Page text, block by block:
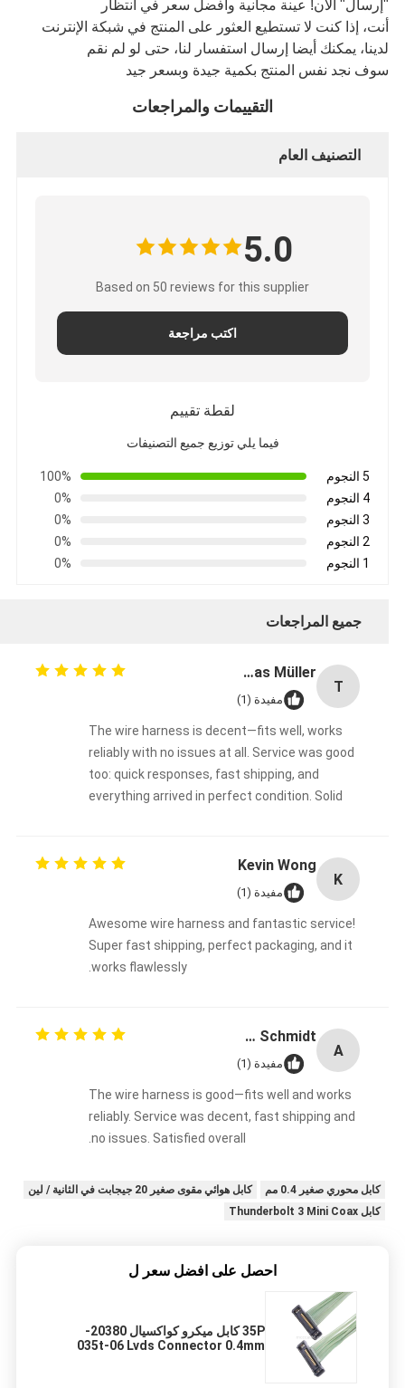
"إرسال" الآن! عينة مجانية وأفضل سعر في انتظار
أنت، إذا كنت لا تستطيع العثور على المنتج في شبكة الإنترنت
لدينا، يمكنك أيضا إرسال استفسار لنا، حتى لو لم نقم
سوف نجد نفس المنتج بكمية جيدة وبسعر جيد
التقييمات والمراجعات
التصنيف العام
5.0
Based on 50 reviews for this supplier
اكتب مراجعة
لقطة تقييم
فيما يلي توزيع جميع التصنيفات
5 النجوم
100%
4 النجوم
0%
3 النجوم
0%
2 النجوم
0%
1 النجوم
0%
جميع المراجعات
T
Thomas Müller
مفيدة (1)
The wire harness is decent—fits well, works
reliably with no issues at all. Service was good
too: quick responses, fast shipping, and
everything arrived in perfect condition. Solid
K
Kevin Wong
مفيدة (1)
Awesome wire harness and fantastic service!
Super fast shipping, perfect packaging, and it
works flawlessly.
A
Anna Schmidt
مفيدة (1)
The wire harness is good—fits well and works
reliably. Service was decent, fast shipping and
no issues. Satisfied overall.
كابل محوري صغير 0.4 مم
كابل هوائي مقوى صغير 20 جيجابت في الثانية / لين
كابل Thunderbolt 3 Mini Coax
احصل على افضل سعر ل
35P كابل ميكرو كواكسيال 20380-
035t-06 Lvds Connector 0.4mm